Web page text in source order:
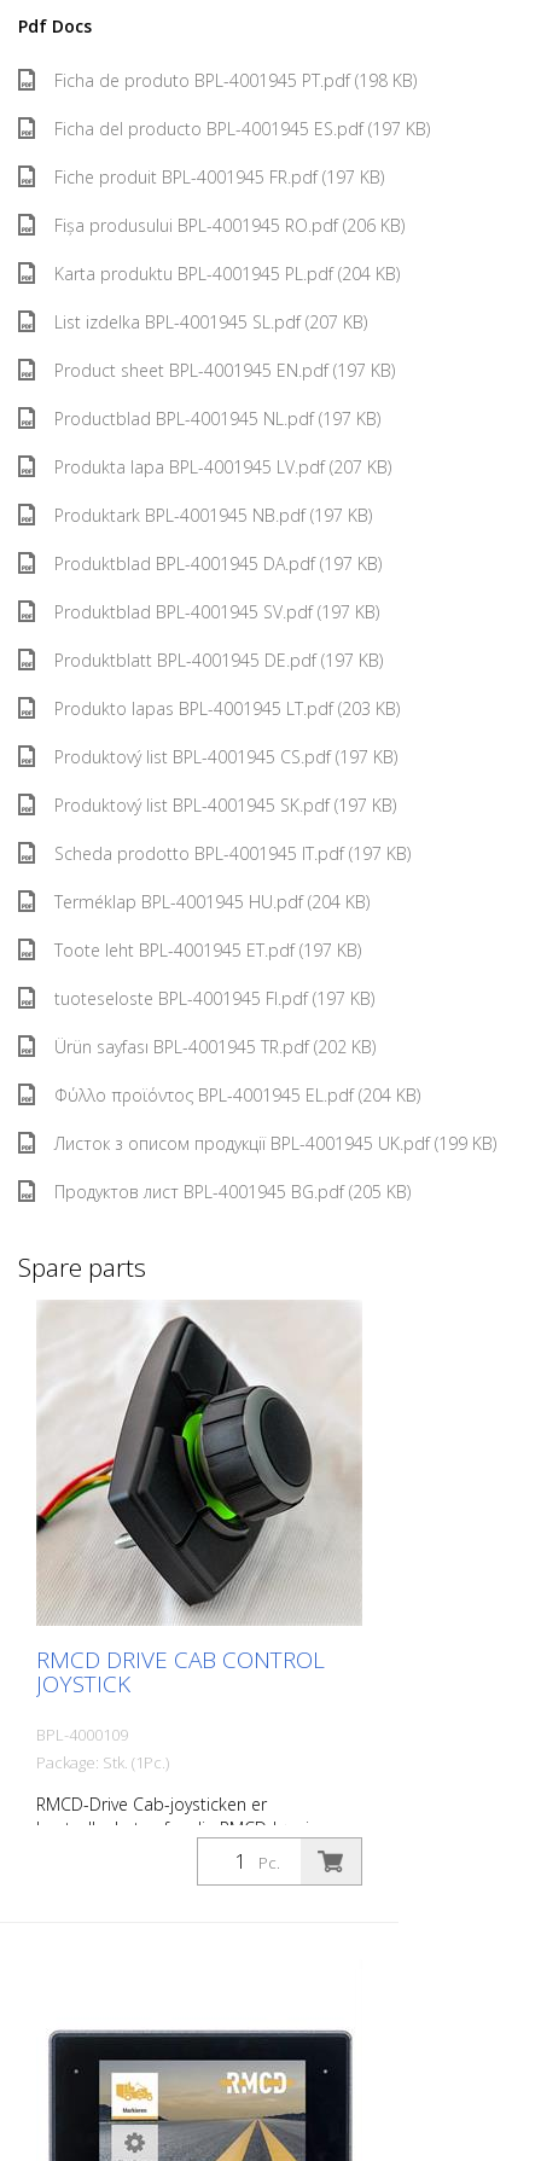
Pdf Docs
Ficha de produto BPL-4001945 PT.pdf (198 KB)
Ficha del producto BPL-4001945 ES.pdf (197 KB)
Fiche produit BPL-4001945 FR.pdf (197 KB)
Fișa produsului BPL-4001945 RO.pdf (206 KB)
Karta produktu BPL-4001945 PL.pdf (204 KB)
List izdelka BPL-4001945 SL.pdf (207 KB)
Product sheet BPL-4001945 EN.pdf (197 KB)
Productblad BPL-4001945 NL.pdf (197 KB)
Produkta lapa BPL-4001945 LV.pdf (207 KB)
Produktark BPL-4001945 NB.pdf (197 KB)
Produktblad BPL-4001945 DA.pdf (197 KB)
Produktblad BPL-4001945 SV.pdf (197 KB)
Produktblatt BPL-4001945 DE.pdf (197 KB)
Produkto lapas BPL-4001945 LT.pdf (203 KB)
Produktový list BPL-4001945 CS.pdf (197 KB)
Produktový list BPL-4001945 SK.pdf (197 KB)
Scheda prodotto BPL-4001945 IT.pdf (197 KB)
Terméklap BPL-4001945 HU.pdf (204 KB)
Toote leht BPL-4001945 ET.pdf (197 KB)
tuoteseloste BPL-4001945 FI.pdf (197 KB)
Ürün sayfası BPL-4001945 TR.pdf (202 KB)
Φύλλο προϊόντος BPL-4001945 EL.pdf (204 KB)
Листок з описом продукції BPL-4001945 UK.pdf (199 KB)
Продуктов лист BPL-4001945 BG.pdf (205 KB)
Spare parts
RMCD DRIVE CAB CONTROL
JOYSTICK
BPL-4000109
Package: Stk. (1Pc.)
RMCD-Drive Cab-joysticken er
kontrollenheten for din RMCD-løsning. -
Dimbare LED-indikatorer og symboler -
Beskyttelsesklasse IP67 - Vibrasjons- og
Pc.